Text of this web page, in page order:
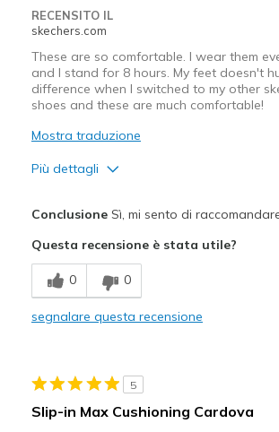
RECENSITO IL
skechers.com
These are so comfortable. I wear them
and I stand for 8 hours. My feet doesn't
difference when I switched to my other
shoes and these are much comfortable!
Mostra traduzione
Più dettagli
Comfortable
Migliori Utilizzi:
Casual Wear
Sizing
Feels true to size
ConclusioneSì, mi sento di
Questa recensione è stata utile?
0 0
segnalare questa recensione
5
Slip-in Max Cushioning Cardova